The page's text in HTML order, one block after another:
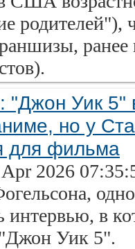
родителей"),
"Джон Уик
но у
для фильма
2026
интервью, в
Уик 5".